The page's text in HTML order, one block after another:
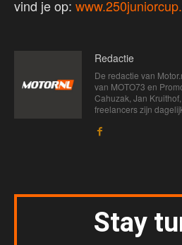
vind je op:
Redactie
De redactie van
van MOTO73 en
Cahuzak, Jan
freelancers zijn
Stay